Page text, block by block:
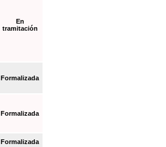
En
tramitación
Formalizada
Formalizada
Formalizada